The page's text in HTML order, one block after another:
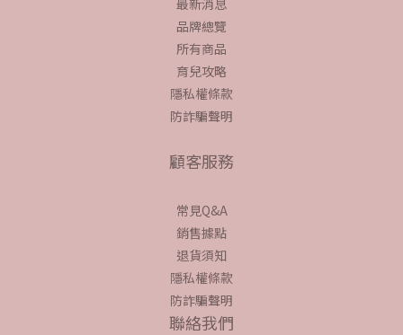
品牌總覽
所有商品
育兒攻略
隱私權條款
防詐騙聲明
顧客服務
常見Q&A
銷售據點
退貨須知
隱私權條款
防詐騙聲明
聯絡我們